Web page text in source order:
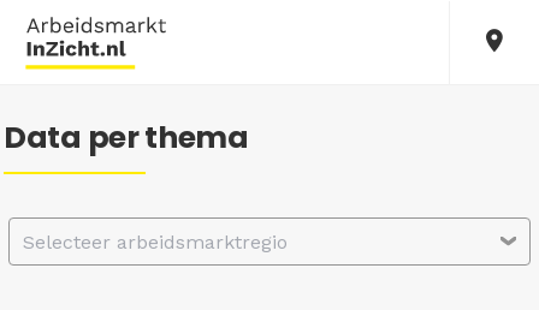
Data per thema
Selecteer arbeidsmarktregio